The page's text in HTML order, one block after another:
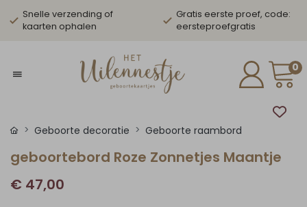
Snelle verzending of
kaarten ophalen
Gratis eerste proef, code:
eersteproefgratis
0
Geboorte decoratie Geboorte raambord
geboortebord Roze Zonnetjes Maantje
€ 47,00